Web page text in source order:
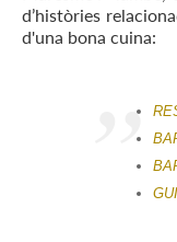
d’històries
d'una bona cuina: